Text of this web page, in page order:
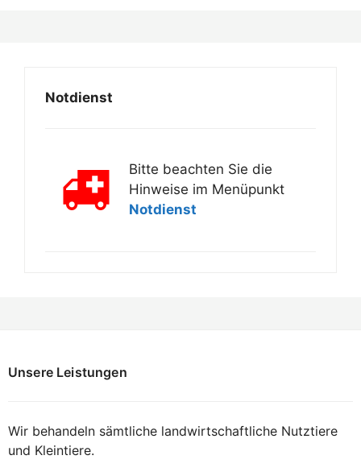
Notdienst
Bitte beachten Sie die
Hinweise im Menüpunkt
Notdienst
Unsere Leistungen
Wir behandeln sämtliche landwirtschaftliche Nutztiere
und Kleintiere.